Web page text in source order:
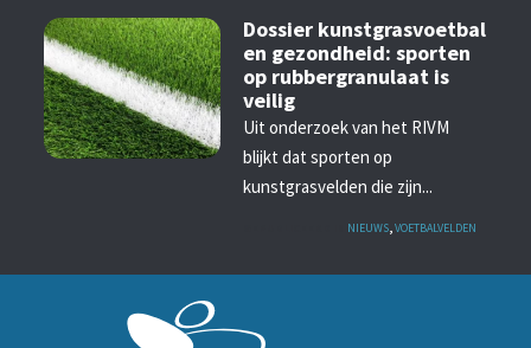
Dossier kunstgrasvoetbal
en gezondheid: sporten
op rubbergranulaat is
veilig
Uit onderzoek van het RIVM
blijkt dat sporten op
kunstgrasvelden die zijn...
NIEUWS,VOETBALVELDEN